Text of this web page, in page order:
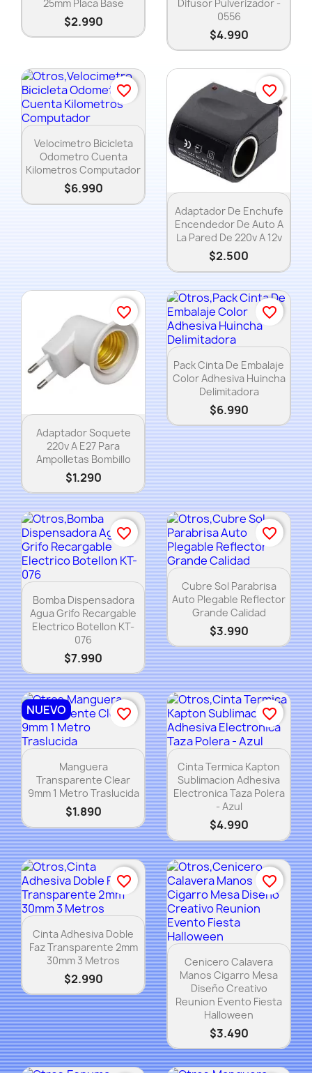
25mm Placa Base
$2.990
Difusor Pulverizador -
0556
$4.990
Vista rápida
Velocimetro Bicicleta
Odometro Cuenta
Kilometros Computador
$6.990
favorite_border
Vista rápida
Adaptador De Enchufe
Encendedor De Auto A
La Pared De 220v A 12v
$2.500
favorite_border
Vista rápida
Adaptador Soquete
220v A E27 Para
Ampolletas Bombillo
$1.290
favorite_border
Vista rápida
Pack Cinta De Embalaje
Color Adhesiva Huincha
Delimitadora
$6.990
favorite_border
Vista rápida
Bomba Dispensadora
Agua Grifo Recargable
Electrico Botellon KT-
076
$7.990
favorite_border
Vista rápida
Cubre Sol Parabrisa
Auto Plegable Reflector
Grande Calidad
$3.990
favorite_border
Vista rápida
Manguera
Transparente Clear
9mm 1 Metro Traslucida
$1.890
NUEVO favorite_border
Vista rápida
Cinta Termica Kapton
Sublimacion Adhesiva
Electronica Taza Polera
- Azul
$4.990
favorite_border
 Vista rápida
Cinta Adhesiva Doble
Faz Transparente 2mm
30mm 3 Metros
$2.990
favorite_border
Vista rápida
Cenicero Calavera
Manos Cigarro Mesa
Diseño Creativo
Reunion Evento Fiesta
Halloween
$3.490
favorite_border
Nombre de la lista de deseos
Cancelar
Crear lista de deseos